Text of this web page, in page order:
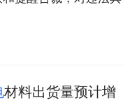
材料出货量预计增